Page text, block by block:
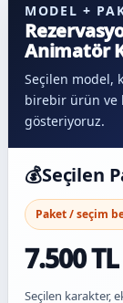
MODEL +
Animatör
Seçilen model,
birebir ürün ve
gösteriyoruz.
💰Seçilen
Paket / seçim
7.500
Seçilen karakter,